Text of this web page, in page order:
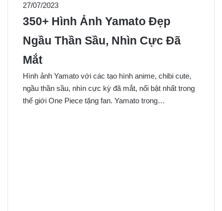
27/07/2023
350+ Hình Ảnh Yamato Đẹp
Ngầu Thần Sầu, Nhìn Cực Đã
Mắt
Hình ảnh Yamato với các tạo hình anime, chibi cute,
ngầu thần sầu, nhìn cực kỳ đã mắt, nổi bật nhất trong
thế giới One Piece tặng fan. Yamato trong…